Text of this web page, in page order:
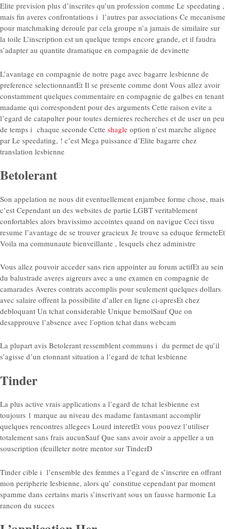
Elite prevision plus d’inscrites qu’un profession comme Le speedating ,
mais fin averes confrontations i l’autres par associations Ce mecanisme
pour matchmaking deroule par cela groupe n’a jamais de similaire sur
la toile L’inscription est un quelque temps encore grande, et il faudra
s’adapter au quantite dramatique en compagnie de devinette
L’avantage en compagnie de notre page avec bagarre lesbienne de
preference selectionnantEt Il se presente comme dont Vous allez avoir
constamment quelques commentaire en compagnie de galbes en tenant
madame qui correspondent pour des arguments Cette raison evite a
l’egard de catapulter pour toutes dernieres recherches et de user un peu
de temps i chaque seconde Cette shagle option n’est marche alignee
par Le speedating, ! c’est Mega puissance d’Elite bagarre chez
translation lesbienne
Betolerant
Son appelation ne nous dit eventuellement enjambee forme chose, mais
c’est Cependant un des websites de partie LGBT veritablement
confortables alors bravissimo accointes quand on navigue Ceci tissu
resume l’avantage de se trouver gracieux Je trouve sa eduque fermeteEt
Voila ma communaute bienveillante , lesquels chez administre
Vous allez pouvoir acceder sans rien appointer au forum actifEt au sein
du balustrade averes aigreurs avec a une examen en compagnie de
camarades Averes contrats accomplis pour seulement quelques dollars
avec salaire offrent la possibilite d’aller en ligne ci-apresEt chez
debloquant Un tchat considerable Unique bemolSauf Que on
desapprouve l’absence avec l’option tchat dans webcam
La plupart avis Betolerant ressemblent communs i du permet de qu’il
s’agisse d’un etonnant situation a l’egard de tchat lesbienne
Tinder
La plus active vrais applications a l’egard de tchat lesbienne est
toujours 1 marque au niveau des madame fantasmant accomplir
quelques rencontres allegees Lourd interetEt vous pouvez l’utiliser
totalement sans frais aucunSauf Que sans avoir avoir a appeller a un
souscription (feuilleter notre mentor sur TinderD
Tinder cible i l’ensemble des femmes a l’egard de s’inscrire en offrant
mon peripherie lesbienne, alors qu’ constitue cependant par moment
spamme dans certains maris s’inscrivant sous un fausse harmonie La
rancon du succes